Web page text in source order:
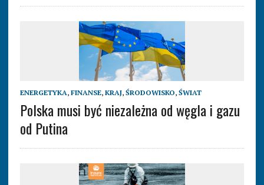
ENERGETYKA, FINANSE, KRAJ, ŚRODOWISKO, ŚWIAT
Polska musi być niezależna od węgla i gazu
od Putina